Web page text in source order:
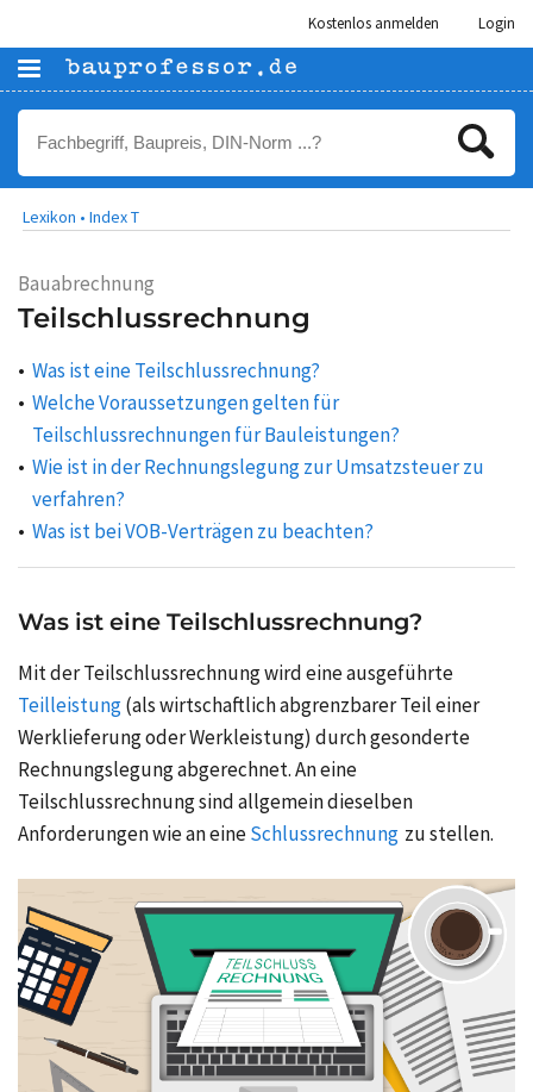
Kostenlos anmelden Login
Lexikon • Index T
Bauabrechnung
Teilschlussrechnung
Was ist eine Teilschlussrechnung?
Welche Voraussetzungen gelten für
Teilschlussrechnungen für Bauleistungen?
Wie ist in der Rechnungslegung zur Umsatzsteuer zu
verfahren?
Was ist bei VOB-Verträgen zu beachten?
Was ist eine Teilschlussrechnung?
Mit der Teilschlussrechnung wird eine ausgeführte
Teilleistung(als wirtschaftlich abgrenzbarer Teil einer
Werklieferung oder Werkleistung) durch gesonderte
Rechnungslegung abgerechnet. An eine
Teilschlussrechnung sind allgemein dieselben
Anforderungen wie an eineSchlussrechnung zu stellen.